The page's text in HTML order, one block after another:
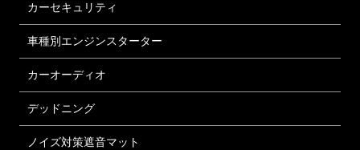
カーセキュリティ
車種別エンジンスターター
カーオーディオ
デッドニング
ノイズ対策遮音マット